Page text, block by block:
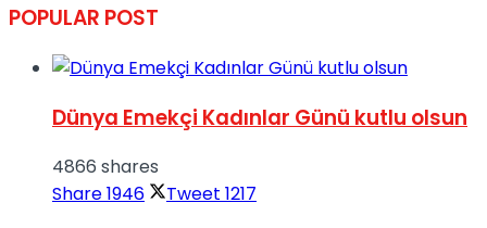
POPULAR POST
Dünya Emekçi Kadınlar Günü kutlu olsun
4866 shares
Share1946 Tweet 1217